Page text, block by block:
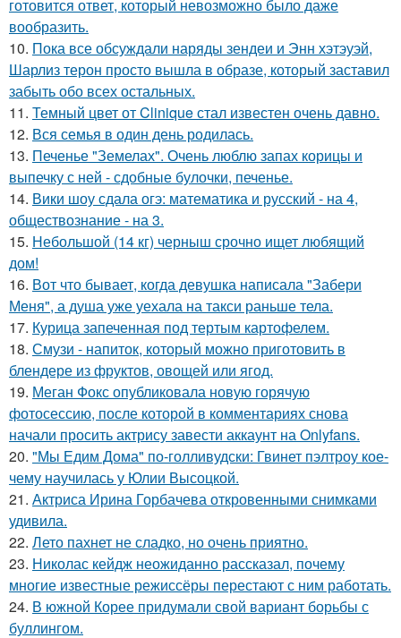
готовится ответ, который невозможно было даже
вообразить.
10. Пока все обсуждали наряды зендеи и Энн хэтэуэй,
Шарлиз терон просто вышла в образе, который заставил
забыть обо всех остальных.
11. Темный цвет от Clinique стал известен очень давно.
12. Вся семья в один день родилась.
13. Печенье "Земелах". Очень люблю запах корицы и
выпечку с ней - сдобные булочки, печенье.
14. Вики шоу сдала огэ: математика и русский - на 4,
обществознание - на 3.
15. Небольшой (14 кг) черныш срочно ищет любящий
дом!
16. Вот что бывает, когда девушка написала "Забери
Меня", а душа уже уехала на такси раньше тела.
17. Курица запеченная под тертым картофелем.
18. Смузи - напиток, который можно приготовить в
блендере из фруктов, овощей или ягод.
19. Меган Фокс опубликовала новую горячую
фотосессию, после которой в комментариях снова
начали просить актрису завести аккаунт на Onlyfans.
20. "Мы Едим Дома" по-голливудски: Гвинет пэлтроу кое-
чему научилась у Юлии Высоцкой.
21. Актриса Ирина Горбачева откровенными снимками
удивила.
22. Лето пахнет не сладко, но очень приятно.
23. Николас кейдж неожиданно рассказал, почему
многие известные режиссёры перестают с ним работать.
24. В южной Корее придумали свой вариант борьбы с
буллингом.